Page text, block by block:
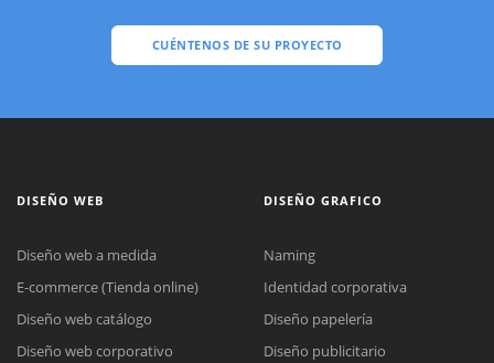
CUÉNTENOS DE SU PROYECTO
DISEÑO WEB
Diseño web a medida
E-commerce (Tienda online)
Diseño web catálogo
Diseño web corporativo
DISEÑO GRAFICO
Naming
Identidad corporativa
Diseño papelería
Diseño publicitario